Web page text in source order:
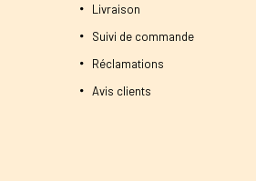
Livraison
Suivi de commande
Réclamations
Avis clients